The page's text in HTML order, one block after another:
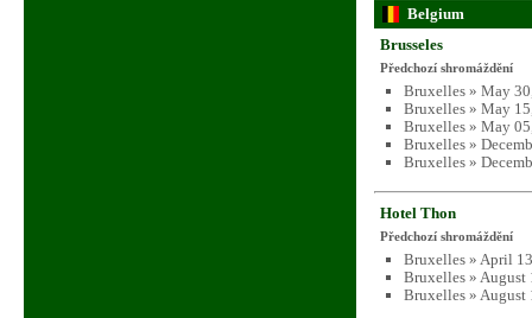
Belgium
Brusseles
Předchozí shromáždění
Bruxelles » May
Bruxelles » May
Bruxelles » May
Bruxelles »
Bruxelles »
Hotel Thon
Předchozí shromáždění
Bruxelles » April
Bruxelles » August
Bruxelles » August